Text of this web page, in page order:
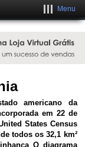
Menu
americano da
em 22 de
States Census
todos os 32,1 km²
O diagrama